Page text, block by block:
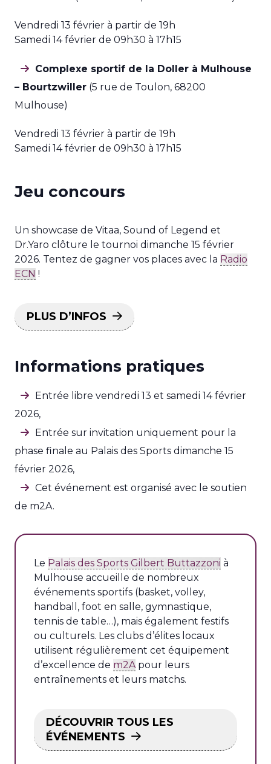
Vendredi 13 février à partir de 19h
Samedi 14 février de 09h30 à 17h15
Complexe sportif de la Doller à Mulhouse
– Bourtzwiller (5 rue de Toulon, 68200
Mulhouse)
Vendredi 13 février à partir de 19h
Samedi 14 février de 09h30 à 17h15
Jeu concours
Un showcase de Vitaa, Sound of Legend et
Dr.Yaro clôture le tournoi dimanche 15 février
2026. Tentez de gagner vos places avec la Radio
ECN !
PLUS D’INFOS
Informations pratiques
Entrée libre vendredi 13 et samedi 14 février
2026,
Entrée sur invitation uniquement pour la
phase finale au Palais des Sports dimanche 15
février 2026,
Cet événement est organisé avec le soutien
de m2A.
Le Palais des Sports Gilbert Buttazzoni à
Mulhouse accueille de nombreux
événements sportifs (basket, volley,
handball, foot en salle, gymnastique,
tennis de table…), mais également festifs
ou culturels. Les clubs d’élites locaux
utilisent régulièrement cet équipement
d’excellence de m2Apour leurs
entraînements et leurs matchs.
DÉCOUVRIR TOUS LES
ÉVÉNEMENTS